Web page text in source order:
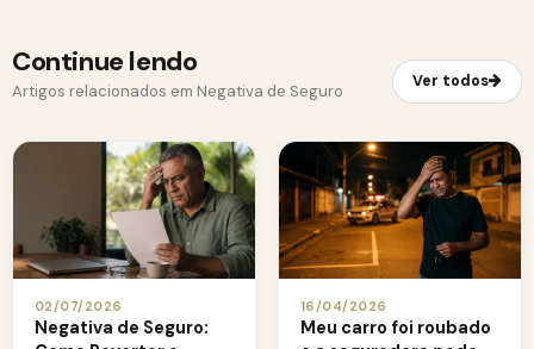
Continue lendo
Artigos relacionados em Negativa de Seguro
Ver todos
02/07/2026
Negativa de Seguro:
16/04/2026
Meu carro foi roubado